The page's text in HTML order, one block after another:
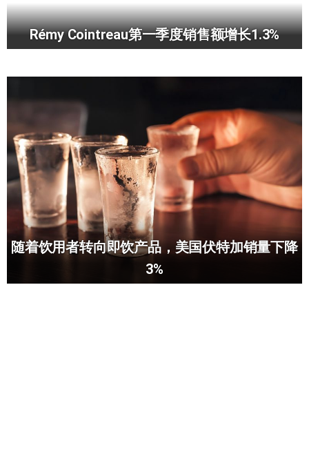
Rémy Cointreau第一季度销售额增长1.3%
随着饮用者转向即饮产品，美国伏特加销量下降
3%